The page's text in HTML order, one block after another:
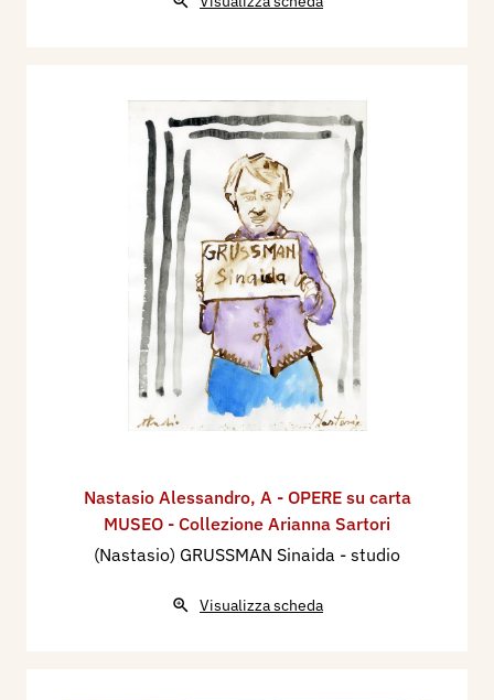
Nastasio Alessandro, A - OPERE su carta
MUSEO - Collezione Arianna Sartori
(Nastasio) GRUSSMAN Sinaida - studio
Visualizza scheda